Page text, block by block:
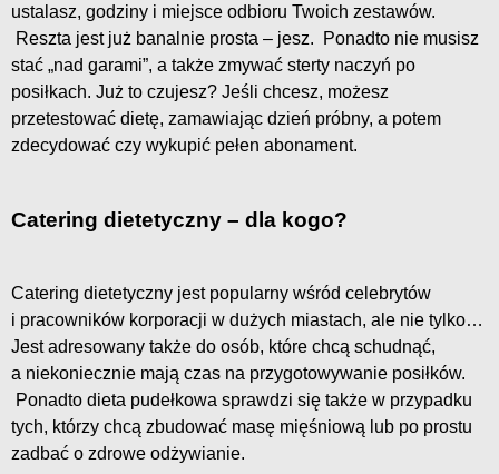
ustalasz, godziny i miejsce odbioru Twoich zestawów.
Reszta jest już banalnie prosta – jesz. Ponadto nie musisz
stać „nad garami”, a także zmywać sterty naczyń po
posiłkach. Już to czujesz? Jeśli chcesz, możesz
przetestować dietę, zamawiając dzień próbny, a potem
zdecydować czy wykupić pełen abonament.
Catering dietetyczny – dla kogo?
Catering dietetyczny jest popularny wśród celebrytów
i pracowników korporacji w dużych miastach, ale nie tylko…
Jest adresowany także do osób, które chcą schudnąć,
a niekoniecznie mają czas na przygotowywanie posiłków.
Ponadto dieta pudełkowa sprawdzi się także w przypadku
tych, którzy chcą zbudować masę mięśniową lub po prostu
zadbać o zdrowe odżywianie.